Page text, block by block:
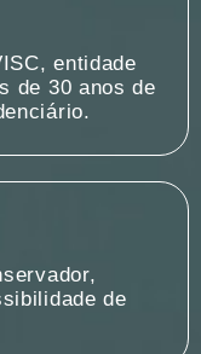
entidade
de 30 anos de
de